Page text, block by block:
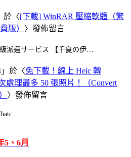
於〈[下載] WinRAR 壓縮軟體（繁
版） 〉發佈留言
派遣サービス 【千夏の伊…
」於〈免下載！線上 Heic 轉
處理最多 50 張照片！（Convert
〉發佈留言
5、6月